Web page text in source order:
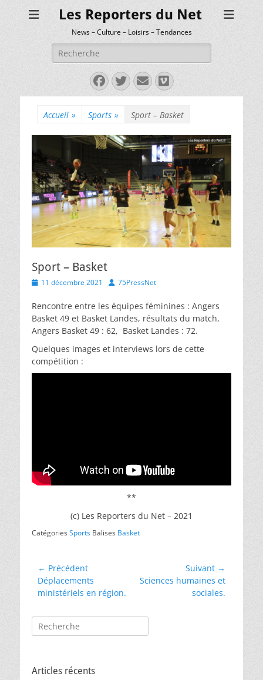
Les Reporters du Net
News – Culture – Loisirs – Tendances
Rechercher :
Facebook
Twitter
E-
mail
Vimeo
Accueil » Sports » Sport – Basket
Sport – Basket
Posted11 décembre 2021 Author
75PressNet
Rencontre entre les équipes féminines : Angers
Basket 49 et Basket Landes, résultats du match,
Angers Basket 49 : 62, Basket Landes : 72.
Quelques images et interviews lors de cette
compétition :
**
(c) Les Reporters du Net – 2021
CatégoriesSports Balises Basket
Navigation
de
l’article
← Précédent
Article
précédent :
Déplacements
ministériels en région.
Suivant →
Article
Sciences humaines et
sociales.
Rechercher :
Articles récents